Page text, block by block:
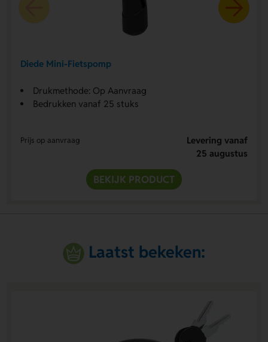
Diede Mini-Fietspomp
Drukmethode: Op Aanvraag
Bedrukken vanaf 25 stuks
Prijs op aanvraag
Levering vanaf
25 augustus
BEKIJK PRODUCT
Laatst bekeken: